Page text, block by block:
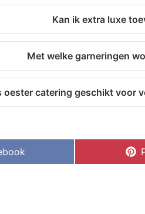
Kan ik extra luxe
Met welke garneringen
oester catering geschikt voor